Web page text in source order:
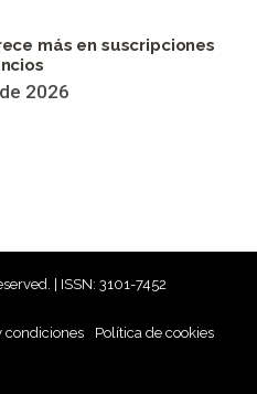
más en suscripciones
2026
| ISSN: 3101-7452
condiciones
Política de cookies